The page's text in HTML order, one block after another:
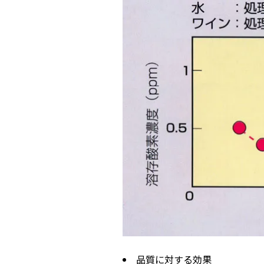
品質に対する効果